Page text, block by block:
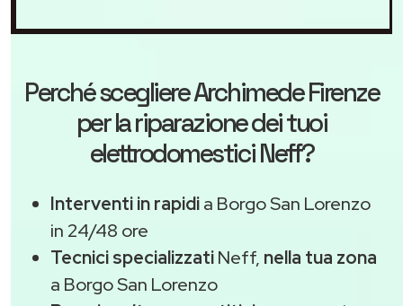
Perché scegliereArchimede Firenze
per la riparazione dei tuoi
elettrodomestici Neff?
Interventi in rapidia Borgo San Lorenzo
in 24/48 ore
Tecnici specializzatiNeff, nella tua zona
a Borgo San Lorenzo